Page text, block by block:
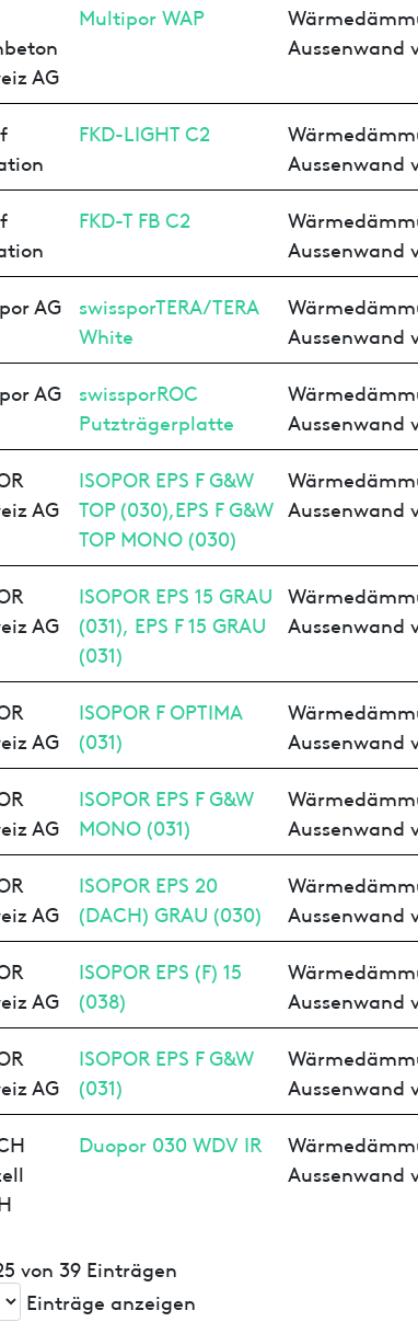
AG
Multipor WAP
Aussenwand
FKD-LIGHT C2
Aussenwand
FKD-T FB C2
Aussenwand
AG
swissporTERA/TERA
White
Aussenwand
AG
swissporROC
Putzträgerplatte
Aussenwand
AG
ISOPOR EPS F G&W
TOP (030),EPS F G&W
TOP MONO (030)
Aussenwand
AG
ISOPOR EPS 15 GRAU
(031), EPS F 15 GRAU
(031)
Aussenwand
AG
ISOPOR F OPTIMA
(031)
Aussenwand
AG
ISOPOR EPS F G&W
MONO (031)
Aussenwand
AG
ISOPOR EPS 20
(DACH) GRAU (030)
Aussenwand
AG
ISOPOR EPS (F) 15
(038)
Aussenwand
AG
ISOPOR EPS F G&W
(031)
Aussenwand
Duopor 030 WDV IR
Aussenwand
von 39 Einträgen
Einträge anzeigen